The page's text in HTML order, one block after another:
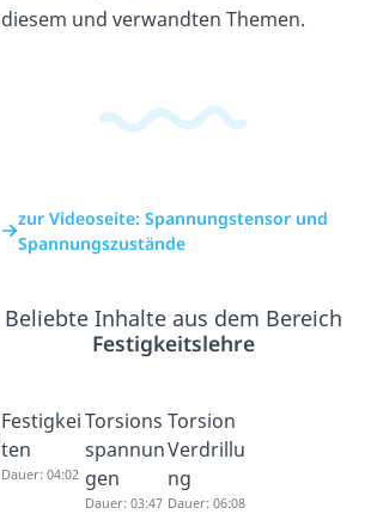
diesem und verwandten Themen.
zur Videoseite: Spannungstensor und
Spannungszustände
Beliebte Inhalte aus dem Bereich
Festigkeitslehre
Festigkei
ten
Dauer: 04:02
Torsions
spannun
gen
Dauer: 03:47
Torsion
Verdrillu
ng
Dauer: 06:08